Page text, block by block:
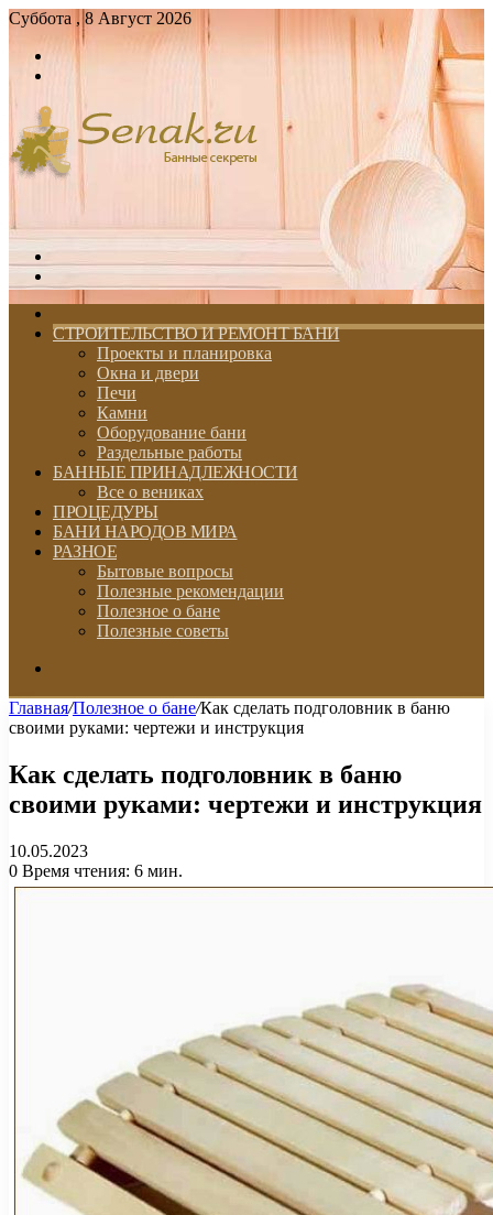
Суббота , 8 Август 2026
Войти
skin
СТРОИТЕЛЬСТВО И РЕМОНТ БАНИ
Проекты и планировка
Окна и двери
Печи
Камни
Оборудование бани
Раздельные работы
БАННЫЕ ПРИНАДЛЕЖНОСТИ
Все о вениках
ПРОЦЕДУРЫ
БАНИ НАРОДОВ МИРА
РАЗНОЕ
Бытовые вопросы
Полезные рекомендации
Полезное о бане
Полезные советы
Главная/Полезное о бане/Как сделать подголовник в баню
своими руками: чертежи и инструкция
Как сделать подголовник в баню
своими руками: чертежи и инструкция
10.05.2023
0 Время чтения: 6 мин.